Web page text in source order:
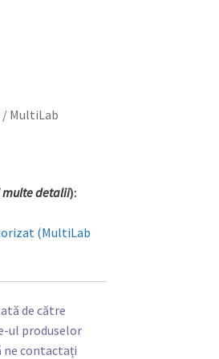
MultiLab
multe detalii):
(MultiLab
de către
ul produselor
ne contactați